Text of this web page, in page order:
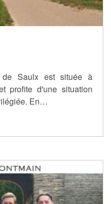
Saulx est située à
profite d'une situation
En…